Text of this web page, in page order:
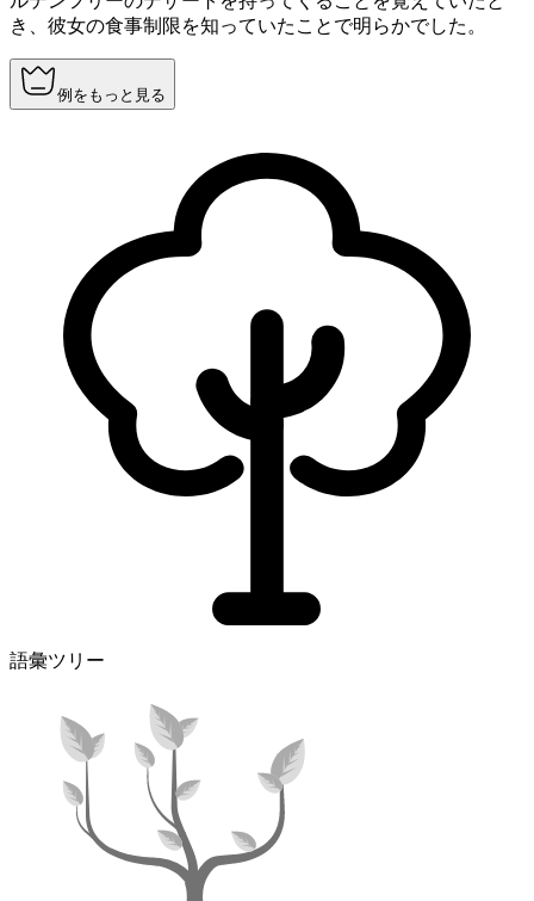
き、彼女の食事制限を知っていたことで明らかでした。
例をもっと見る
語彙ツリー